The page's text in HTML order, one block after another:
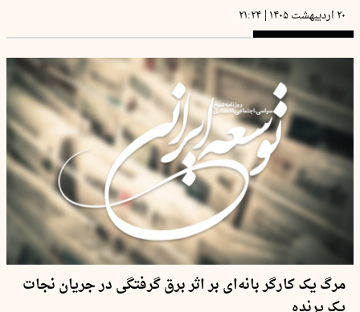
۲۰ اردیبهشت ۱۴۰۵ | ۲۱:۲۴
مرگ یک کارگر بانه‌ای بر اثر برق گرفتگی در جریان نجات